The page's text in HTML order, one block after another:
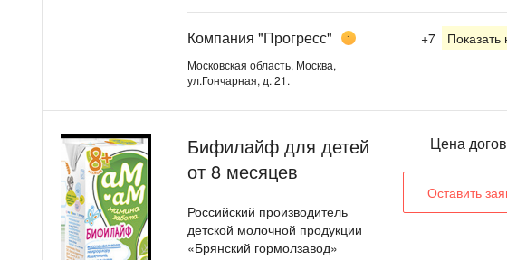
Компания "Прогресс" 1
Московская область, Москва,
ул.Гончарная, д. 21.
+7
Бифилайф для детей
от 8 месяцев
Российский производитель
детской молочной продукции
«Брянский гормолзавод»
Цена
Оставить